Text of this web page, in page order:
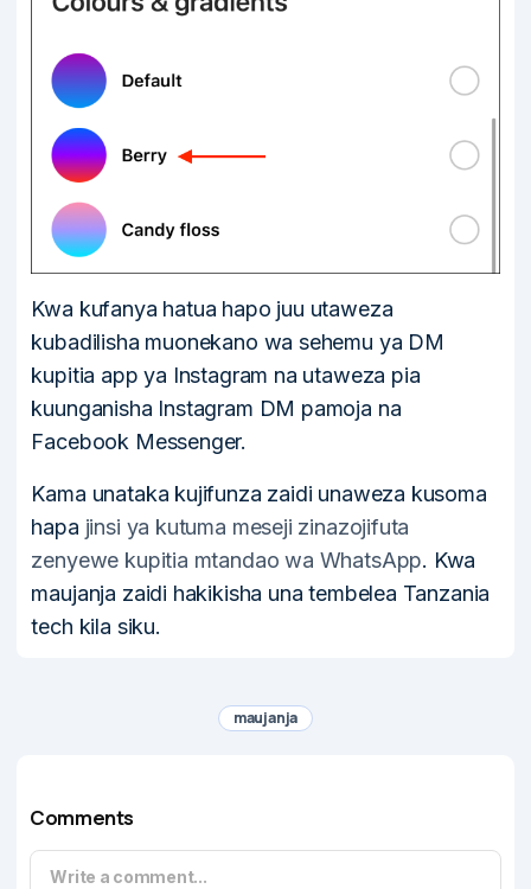
Kwa kufanya hatua hapo juu utaweza
kubadilisha muonekano wa sehemu ya DM
kupitia app ya Instagram na utaweza pia
kuunganisha Instagram DM pamoja na
Facebook Messenger.
Kama unataka kujifunza zaidi unaweza kusoma
hapa jinsi ya kutuma meseji zinazojifuta
zenyewe kupitia mtandao wa WhatsApp. Kwa
maujanja zaidi hakikisha una tembelea Tanzania
tech kila siku.
maujanja
Comments
Write a comment...